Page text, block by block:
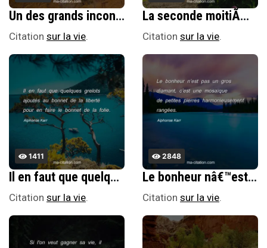
Un des grands inconvÃ©nients de la vie humaine, câ€™est que nous avons mis notre bonheur dans des choses impossibles et notre malheur dans des choses inÃ©vitables.
Citation sur la vie.
La seconde moitiÃ© de notre vie n'est employÃ©e qu'Ã porter le deuil de la premiÃ¨re moitiÃ©.
Citation sur la vie.
1411
Il en faut que quelques grelots ajoutÃ©s au bonnet de la libertÃ© pour en faire le bonnet de la folie.
Citation sur la vie.
2848
Le bonheur nâ€™est pas un gros diamant, câ€™est une mosaÃ¯que de petites pierres harmonieusement rangÃ©es.
Citation sur la vie.